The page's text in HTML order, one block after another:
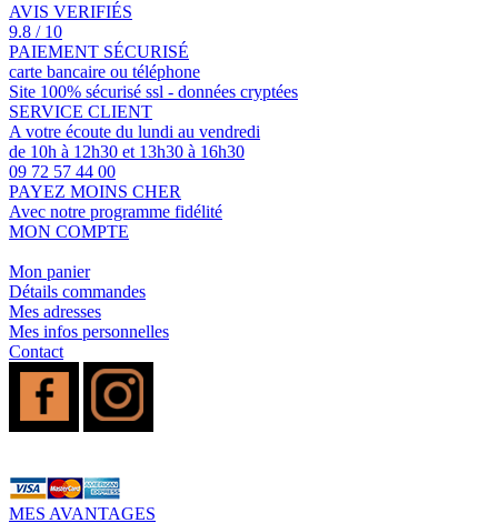
AVIS VERIFIÉS
9.8 / 10
PAIEMENT SÉCURISÉ
carte bancaire ou téléphone
Site 100% sécurisé ssl - données cryptées
SERVICE CLIENT
A votre écoute du lundi au vendredi
de 10h à 12h30 et 13h30 à 16h30
09 72 57 44 00
PAYEZ MOINS CHER
Avec notre programme fidélité
MON COMPTE
Mon panier
Détails commandes
Mes adresses
Mes infos personnelles
Contact
MES AVANTAGES